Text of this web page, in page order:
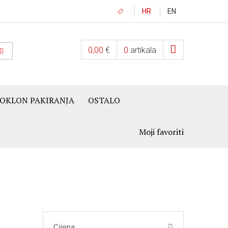
HR EN
0,00 € 0 artikala
PAKIRANJA OSTALO
Moji favoriti